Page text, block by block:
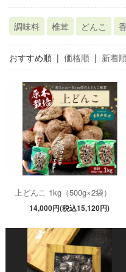
調味料 椎茸 どんこ
おすすめ順 | 価格順 | 新着
上どんこ 1kg（500g×2袋）
14,000円(税込15,120円)